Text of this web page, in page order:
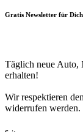
Gratis Newsletter für
Täglich neue Auto,
erhalten!
Wir respektieren den
widerrufen werden.